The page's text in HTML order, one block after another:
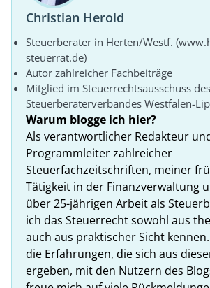
Christian Herold
Steuerberater in Herten/Westf.
steuerrat.de)
Autor zahlreicher Fachbeiträge
Mitglied im Steuerrechtsausschuss des
Steuerberaterverbandes Westfalen-
Warum blogge ich hier?
Als verantwortlicher Redakteur
Programmleiter zahlreicher
Steuerfachzeitschriften, meiner
Tätigkeit in der Finanzverwaltung
über 25-jährigen Arbeit als
ich das Steuerrecht sowohl aus
auch aus praktischer Sicht
die Erfahrungen, die sich aus
ergeben, mit den Nutzern des